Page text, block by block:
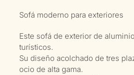
Sofá moderno para exteriores
Este sofá de exterior de
turísticos.
Su diseño acolchado de tres
ocio de alta gama.